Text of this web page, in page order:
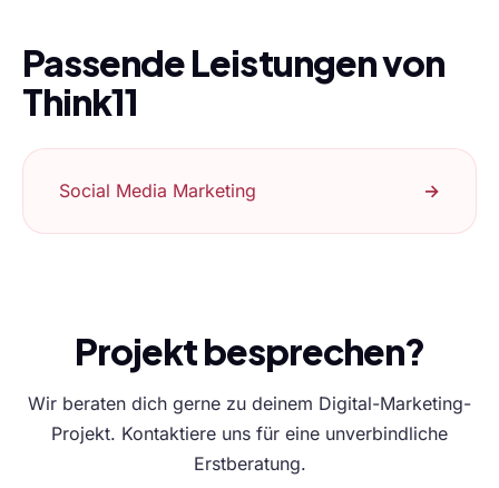
Passende Leistungen von
Think11
Social Media Marketing →
Projekt besprechen?
Wir beraten dich gerne zu deinem Digital-Marketing-
Projekt. Kontaktiere uns für eine unverbindliche
Erstberatung.